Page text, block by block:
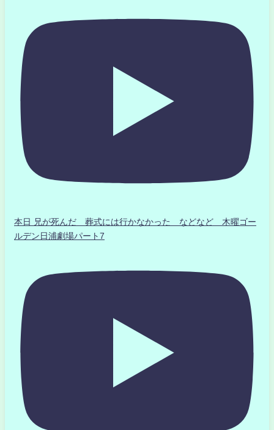
本日 兄が死んだ 葬式には行かなかった などなど 木曜ゴー
ルデン日浦劇場パート7